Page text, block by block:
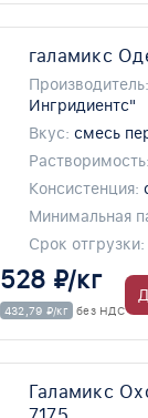
галамикс
Производитель:
Ингридиентс"
Вкус: смесь
Растворимость:
Консистенция:
Минимальная
Срок отгрузки:
528 ₽/кг
432,79 ₽/кг без НДС
Галамикс